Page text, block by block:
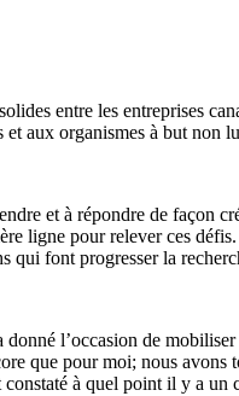
entre les entreprises
et aux organismes à but
et à répondre de
ligne pour relever ces
qui font progresser la
l’occasion de
que pour moi; nous
à quel point il y a